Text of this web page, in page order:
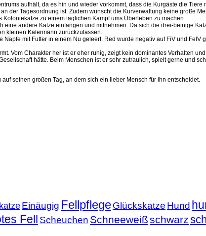
aufhält, da es hin und wieder vorkommt, dass die Kurgäste die
der Tagesordnung ist. Zudem wünscht die Kurverwaltung keine große
zu einem täglichen Kampf ums Überleben zu machen.
andere Katze einfangen und mitnehmen. Da sich die drei-beinige
kleinen Katermann zurückzulassen.
mit Futter in einem Nu geleert. Red wurde negativ auf FiV und
Vom Charakter her ist er eher ruhig, zeigt kein dominantes Verhalten
hätte. Beim Menschen ist er sehr zutraulich, spielt gerne und
seinen großen Tag, an dem sich ein lieber Mensch für ihn entscheidet.
Einäugig FellpflegeGlückskatze Hund
Fell Scheuchen Schneeweißschwarz